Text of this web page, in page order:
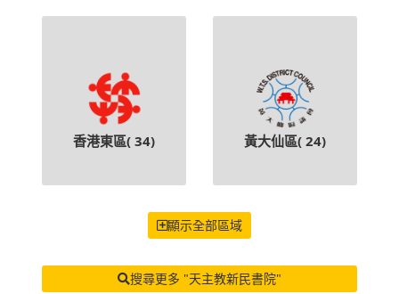
香港東區( 34) 黃大仙區( 24)
顯示全部區域
搜尋更多 "天主教新民書院"